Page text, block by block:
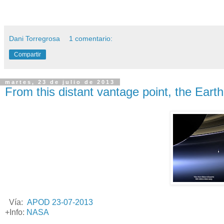
Dani Torregrosa 1 comentario:
Compartir
martes, 23 de julio de 2013
From this distant vantage point, the
Vía: APOD 23-07-2013
+Info: NASA